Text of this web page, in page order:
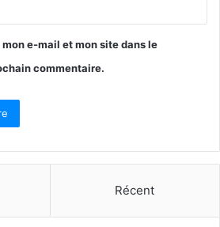
e-mail et mon site dans le
commentaire.
Récent